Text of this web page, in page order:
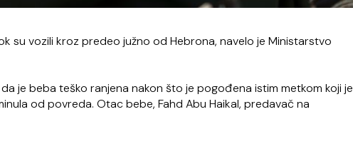
su vozili kroz predeo južno od Hebrona, navelo je Ministarstvo
je beba teško ranjena nakon što je pogođena istim metkom koji je
od povreda. Otac bebe, Fahd Abu Haikal, predavač na